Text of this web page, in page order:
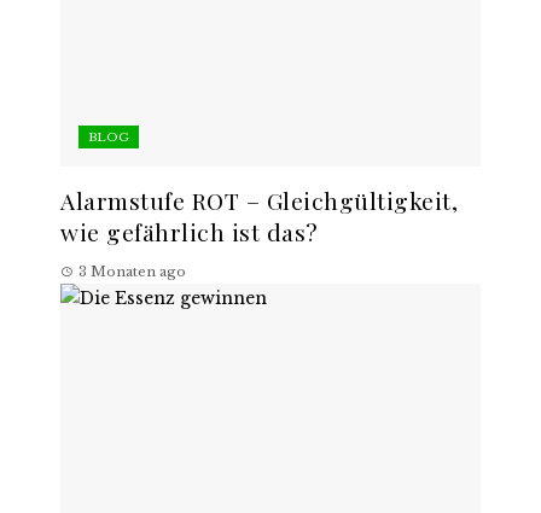
BLOG
Alarmstufe ROT – Gleichgültigkeit,
wie gefährlich ist das?
3 Monaten ago